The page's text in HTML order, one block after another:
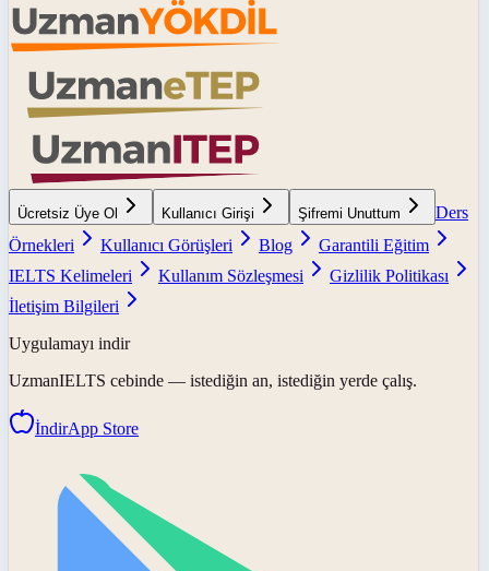
Ücretsiz Üye Ol Kullanıcı Girişi Şifremi Unuttum
Ders
Örnekleri
Kullanıcı Görüşleri Blog
Garantili Eğitim
IELTS Kelimeleri
Kullanım Sözleşmesi
Gizlilik Politikası
İletişim Bilgileri
Uygulamayı indir
UzmanIELTS cebinde — istediğin an, istediğin yerde çalış.
İndirApp Store